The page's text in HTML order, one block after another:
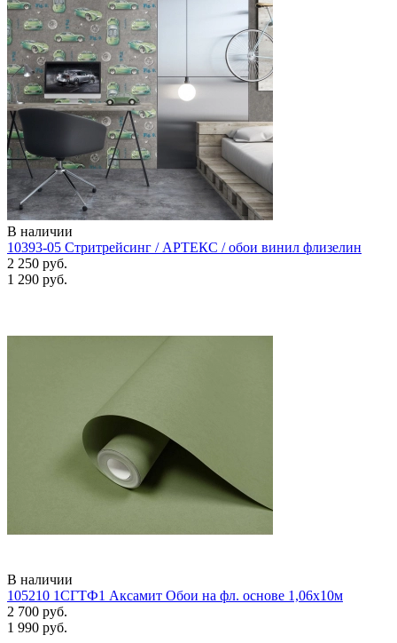
В наличии
10393-05 Стритрейсинг / АРТЕКС / обои винил флизелин
2 250 руб.
1 290 руб.
В наличии
105210 1СГТФ1 Аксамит Обои на фл. основе 1,06х10м
2 700 руб.
1 990 руб.